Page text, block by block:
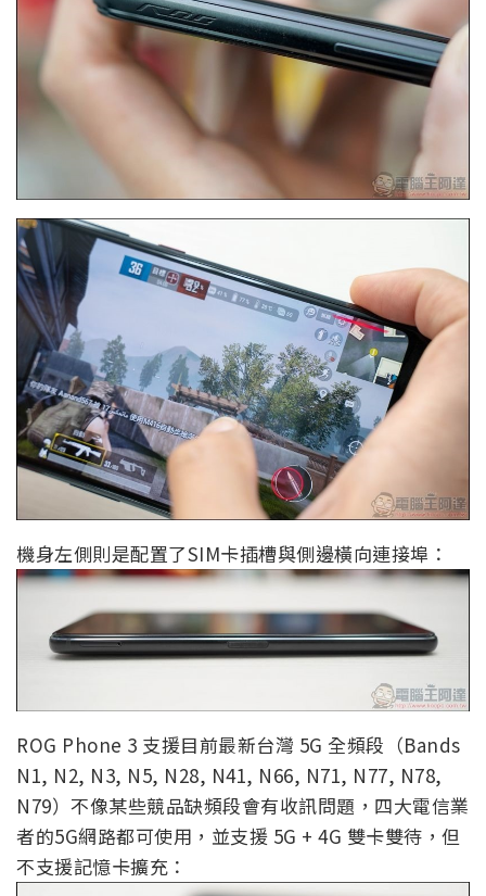
機身左側則是配置了SIM卡插槽與側邊橫向連接埠：
ROG Phone 3 支援目前最新台灣 5G 全頻段（Bands
N1, N2, N3, N5, N28, N41, N66, N71, N77, N78,
N79）不像某些競品缺頻段會有收訊問題，四大電信業
者的5G網路都可使用，並支援 5G + 4G 雙卡雙待，但
不支援記憶卡擴充：